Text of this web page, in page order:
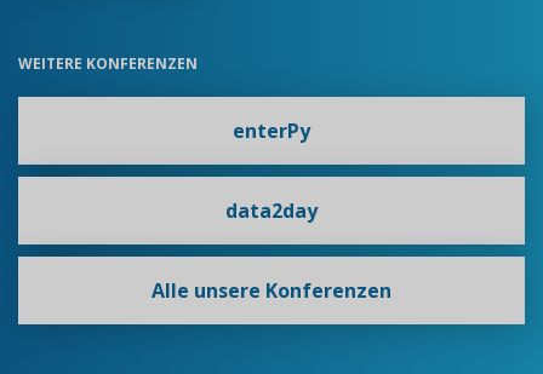
WEITERE KONFERENZEN
enterPy
data2day
Alle unsere Konferenzen